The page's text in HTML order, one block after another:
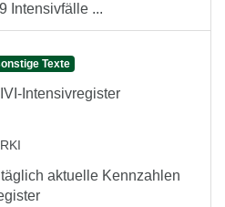
Intensivfälle ...
Texte
Intensivregister
aktuelle Kennzahlen